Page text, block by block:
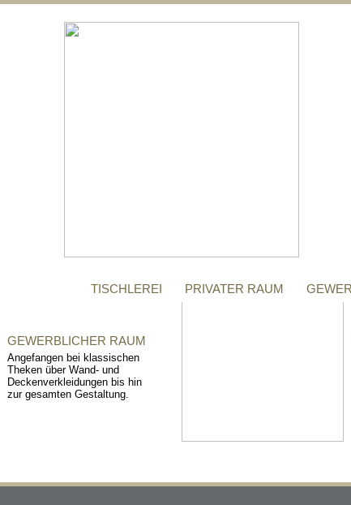
TISCHLEREI PRIVATER RAUM
GEWERBLICHER RAUM
Angefangen bei klassischen
Theken über Wand- und
Deckenverkleidungen bis hin
zur gesamten Gestaltung.